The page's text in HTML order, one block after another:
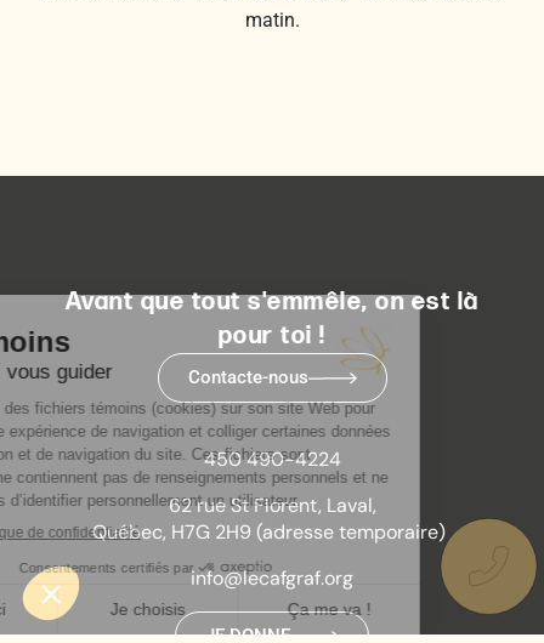
matin.
Avant que tout s'emmêle, on est là
pour toi !
Contacte-nous
450 490-4224
62 rue St Florent, Laval,
Québec, H7G 2H9 (adresse temporaire)
info@lecafgraf.org
JE DONNE